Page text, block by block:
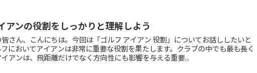
アンの役割をしっかりと理解しよう
さん、こんにちは。今回は「ゴルフ アイアン 役割」についてお話ししたいと
においてアイアンは非常に重要な役割を果たします。クラブの中でも最も長く
アンは、飛距離だけでなく方向性にも影響を与える重要...